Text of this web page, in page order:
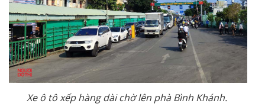
Xe ô tô xếp hàng dài chờ lên phà Bình Khánh.